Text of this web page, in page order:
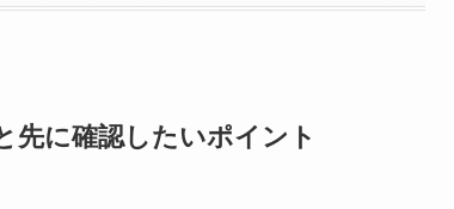
先に確認したいポイント